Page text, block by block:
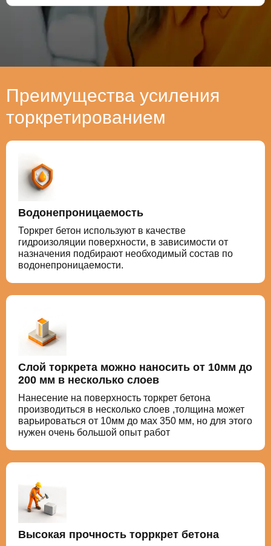
Преимущества усиления
торкретированием
Водонепроницаемость
Торкрет бетон используют в качестве
гидроизоляции поверхности, в зависимости от
назначения подбирают необходимый состав по
водонепроницаемости.
Слой торкрета можно наносить от 10мм до
200 мм в несколько слоев
Нанесение на поверхность торкрет бетона
производиться в несколько слоев ,толщина может
варьироваться от 10мм до мах 350 мм, но для этого
нужен очень большой опыт работ
Высокая прочность торркрет бетона